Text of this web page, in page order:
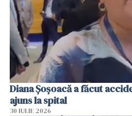
Diana Șoșoacă a făcut
ajuns la spital
30 IULIE 2026